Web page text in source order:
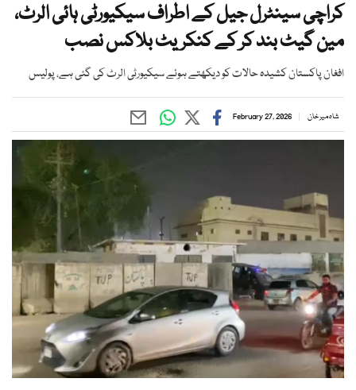
کراچی سینٹرل جیل کے اطراف سیکیورٹی ہائی الرٹ،
مین گیٹ بند کر کے کنکریٹ بلاکس نصب
افغان پاکستان کشیدہ حالات کو دیکھتے ہوئے سیکیورٹی الرٹ کی گئی ہے، پولیس
شاہ میر خان February 27, 2026